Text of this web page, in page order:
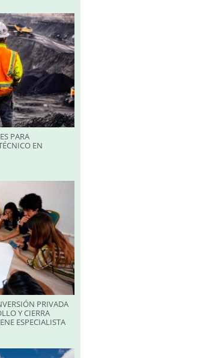
PARA
EN
PRIVADA
Y CIERRA
ESPECIALISTA